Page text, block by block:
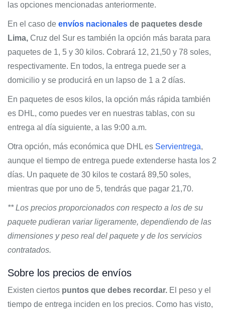
las opciones mencionadas anteriormente.
En el caso de envíos nacionales de paquetes desde
Lima, Cruz del Sur es también la opción más barata para
paquetes de 1, 5 y 30 kilos. Cobrará 12, 21,50 y 78 soles,
respectivamente. En todos, la entrega puede ser a
domicilio y se producirá en un lapso de 1 a 2 días.
En paquetes de esos kilos, la opción más rápida también
es DHL, como puedes ver en nuestras tablas, con su
entrega al día siguiente, a las 9:00 a.m.
Otra opción, más económica que DHL es Servientrega,
aunque el tiempo de entrega puede extenderse hasta los 2
días. Un paquete de 30 kilos te costará 89,50 soles,
mientras que por uno de 5, tendrás que pagar 21,70.
** Los precios proporcionados con respecto a los de su
paquete pudieran variar ligeramente, dependiendo de las
dimensiones y peso real del paquete y de los servicios
contratados.
Sobre los precios de envíos
Existen ciertos puntos que debes recordar. El peso y el
tiempo de entrega inciden en los precios. Como has visto,